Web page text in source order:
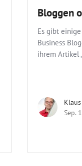
Bloggen
Es gibt
Business
ihrem Artikel
Sep.